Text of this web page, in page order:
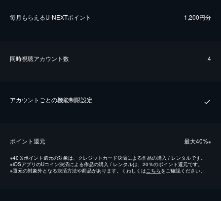
毎⽉もらえるU-NEXTポイント 1,200円分
同時視聴アカウント数 4
アカウントごとの機能制限設定
ポイント還元 最⼤40%※
※40％ポイント還元の対象は、クレジットカード決済による作品の購入 / レンタルです。
※iOSアプリのUコイン決済による作品の購入 / レンタルは、20％のポイント還元です。
※還元の対象外となる決済方法や商品があります。くわしくは こちらをご確認ください。